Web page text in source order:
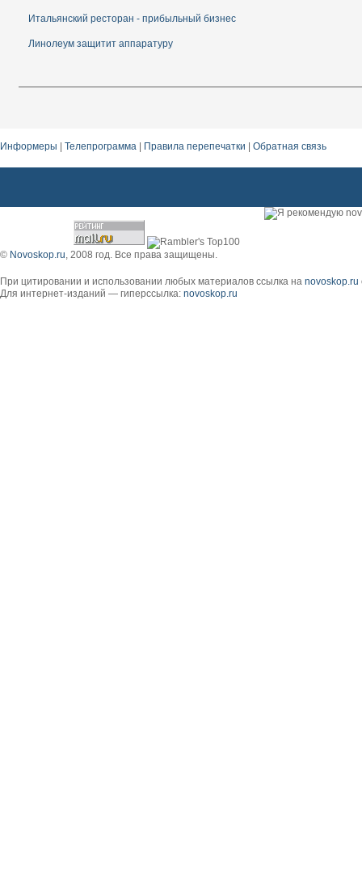
Итальянский ресторан - прибыльный бизнес
Линолеум защитит аппаратуру
Информеры Телепрограмма Правила перепечатки Обратная связь
© Novoskop.ru, 2008 год. Все права защищены.
При цитировании и использовании любых материалов ссылка на novoskop.ru
Для интернет-изданий — гиперссылка: novoskop.ru